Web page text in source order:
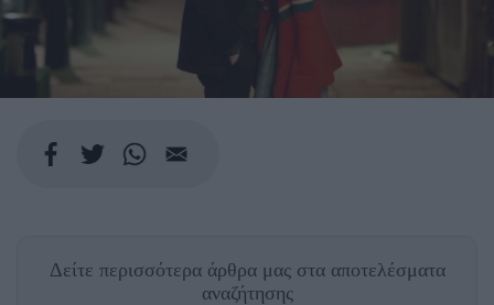
Δείτε περισσότερα άρθρα μας στα αποτελέσματα
αναζήτησης